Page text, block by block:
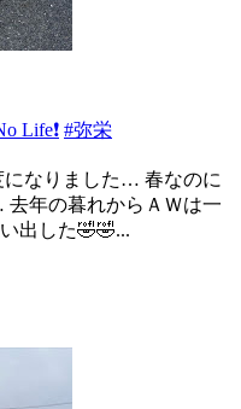
Life❗️ #弥栄
なりました… 春なのに
年の暮れからＡＷは一
出した🤣🤣...